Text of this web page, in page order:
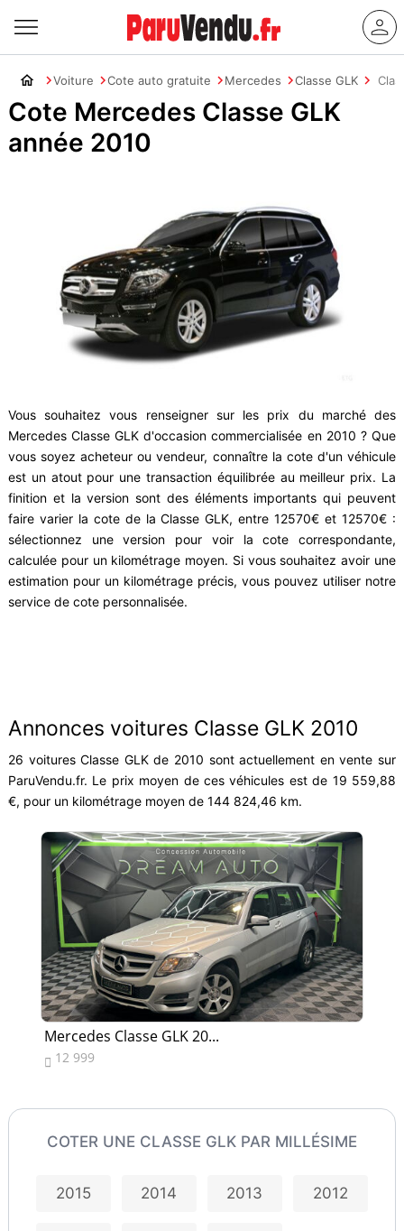
Voiture Cote auto gratuite Mercedes Classe GLK
Cote Mercedes Classe GLK
année 2010
Vous souhaitez vous renseigner sur les prix du marché des
Mercedes Classe GLK d'occasion commercialisée en 2010 ? Que
vous soyez acheteur ou vendeur, connaître la cote d'un véhicule
est un atout pour une transaction équilibrée au meilleur prix. La
finition et la version sont des éléments importants qui peuvent
faire varier la cote de la Classe GLK, entre 12570€ et 12570€ :
sélectionnez une version pour voir la cote correspondante,
calculée pour un kilométrage moyen. Si vous souhaitez avoir une
estimation pour un kilométrage précis, vous pouvez utiliser notre
service de cote personnalisée.
Annonces voitures Classe GLK 2010
26 voitures Classe GLK de 2010 sont actuellement en vente sur
ParuVendu.fr. Le prix moyen de ces véhicules est de 19 559,88
€, pour un kilométrage moyen de 144 824,46 km.
Mercedes Classe GLK 20...
 12 999
COTER UNE CLASSE GLK PAR MILLÉSIME
2015 2014 2013 2012